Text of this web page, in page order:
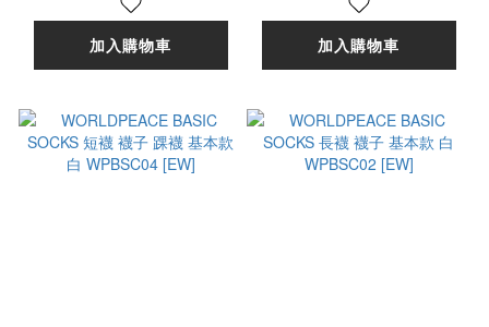
[EW]
加入購物車 加入購物車